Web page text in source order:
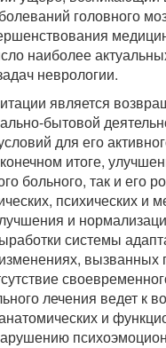
головного
наиболее
неврологии.
является
бытовой
для его
итоге,
больного, так и его
психических и
и
системы
вызванных
лечения ведет к
и